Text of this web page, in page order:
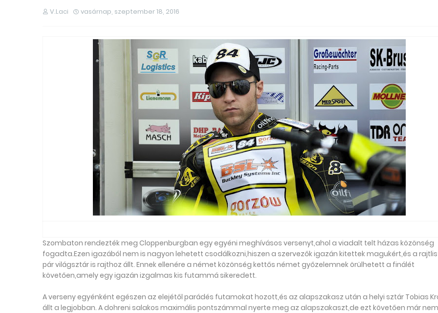
V.Laci vasárnap, szeptember 18, 2016
Szombaton rendezték meg Cloppenburgban egy egyéni meghívásos versenyt,ahol a viadalt telt házas közönség
fogadta.Ezen igazából nem is nagyon lehetett csodálkozni,hiszen a szervezők igazán kitettek magukért,és a
pár világsztár is rajthoz állt. Ennek ellenére a német közönség kettős német győzelemnek örülhetett a finálét
követően,amely egy igazán izgalmas kis futammá sikeredett.
A verseny egyénként egészen az elejétől parádés futamokat hozott,és az alapszakasz után a helyi sztár Tobias
állt a legjobban. A dohreni salakos maximális pontszámmal nyerte meg az alapszakaszt,de ezt követően már